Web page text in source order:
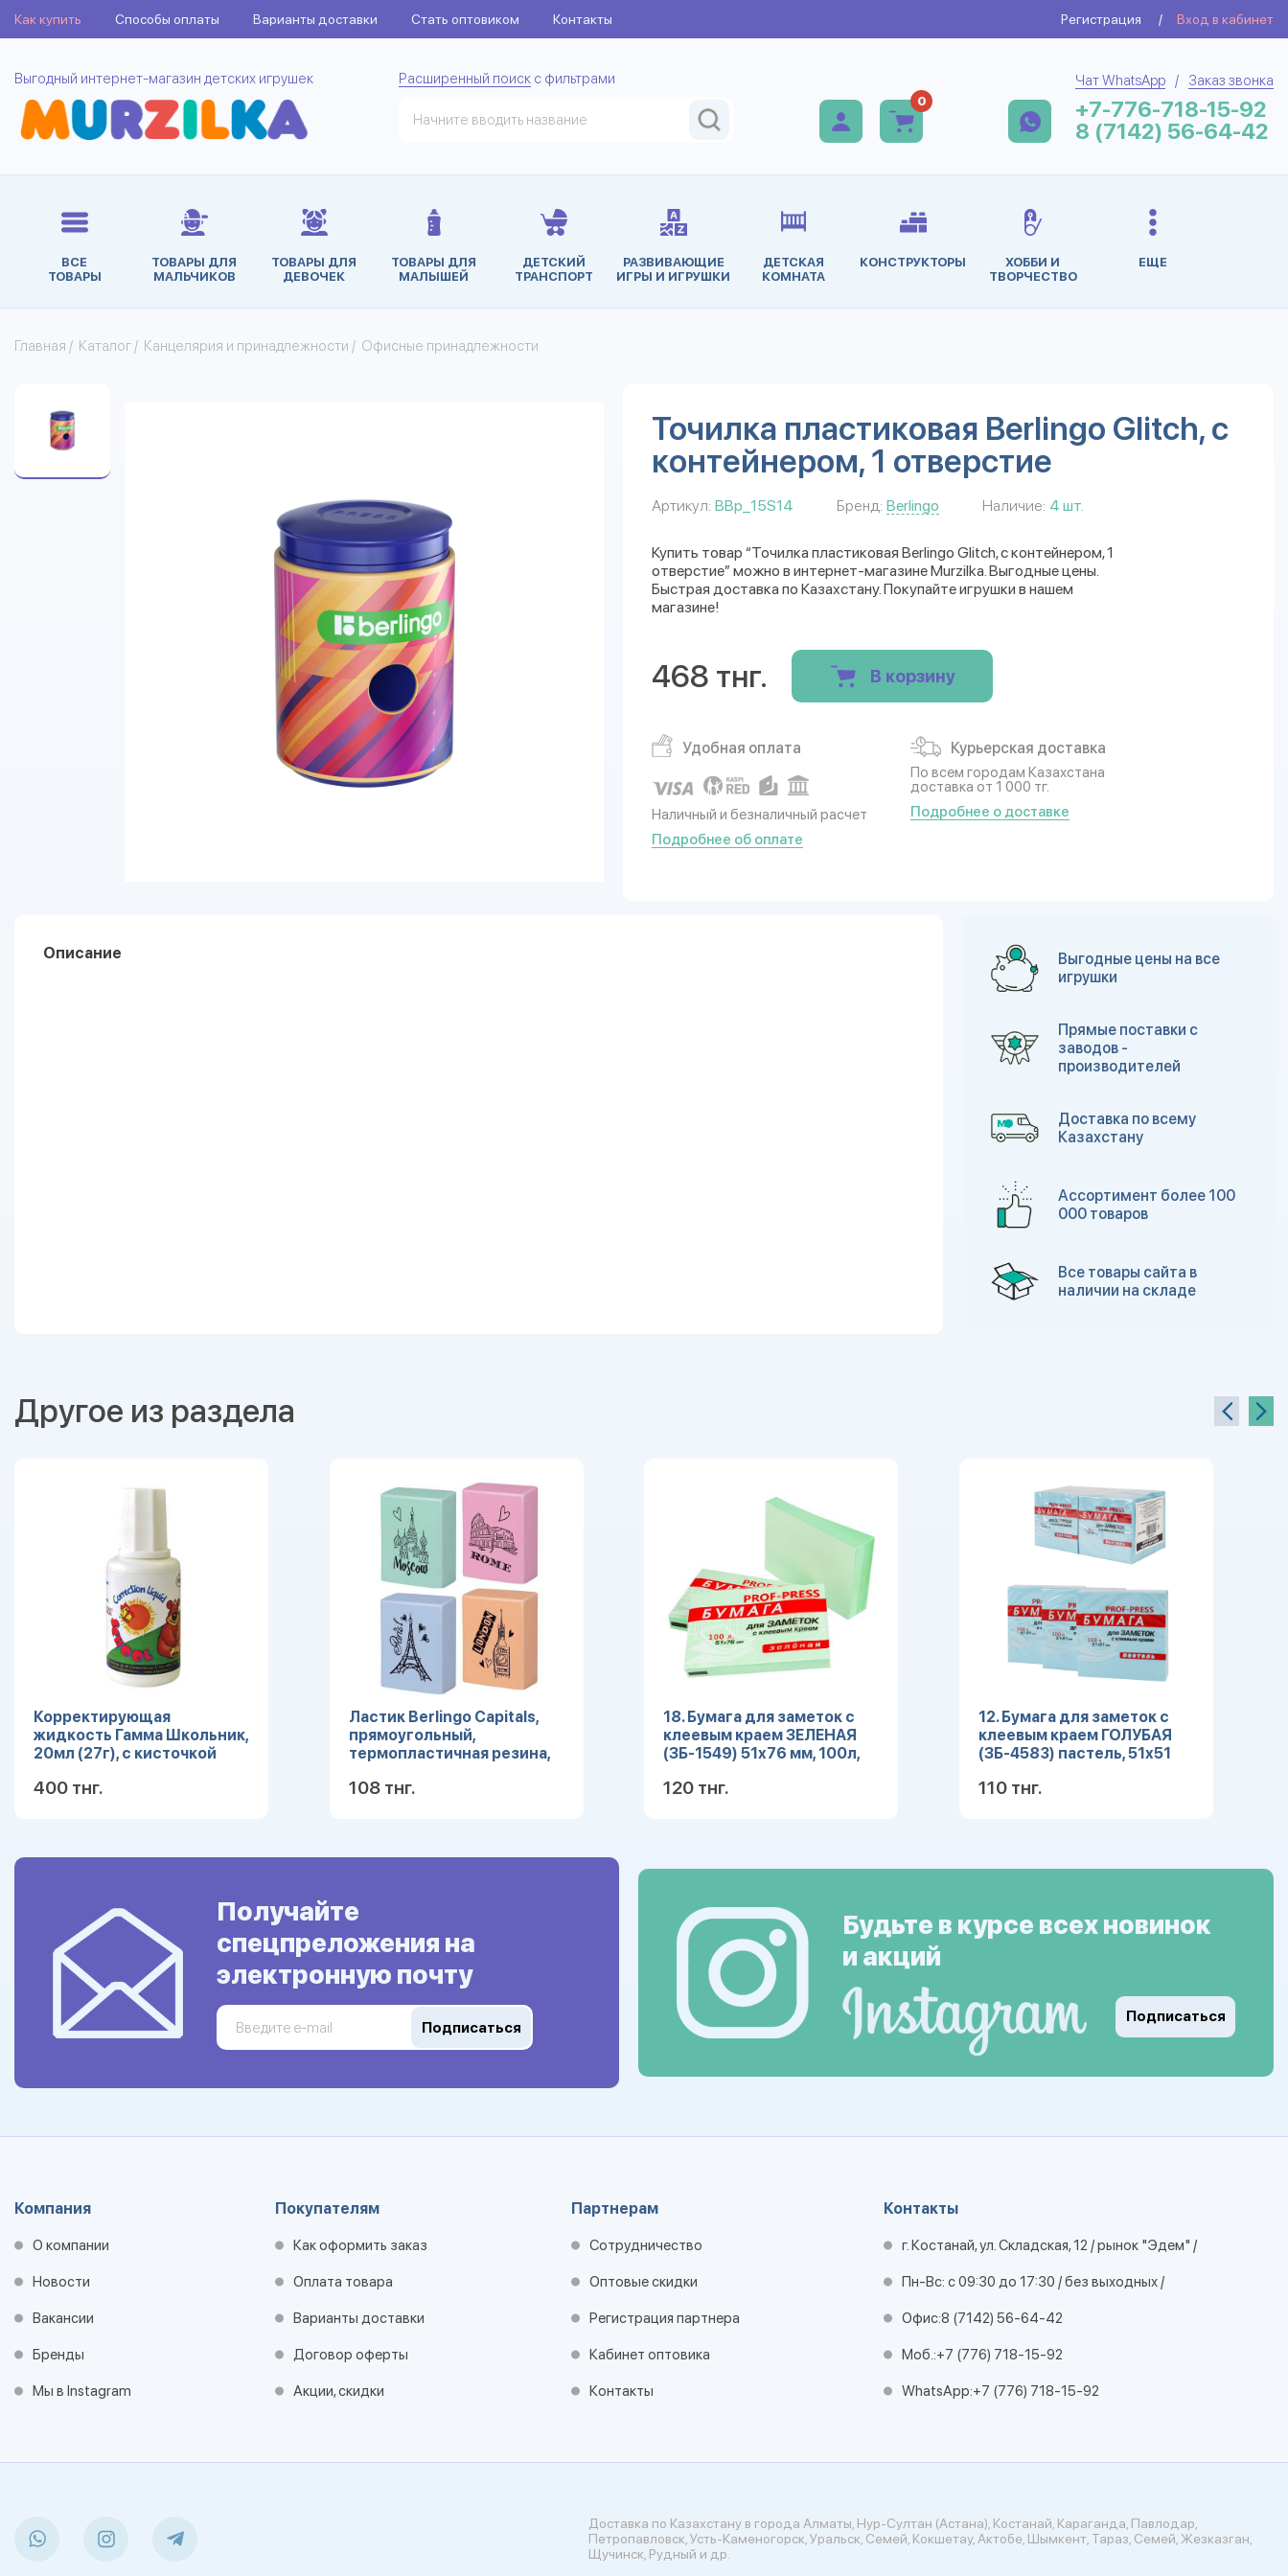
Как купить Способы оплаты Варианты доставки Стать оптовиком Контакты Регистрация / Вход в кабинет
Выгодный интернет-магазин детских игрушек Расширенный поиск с фильтрами
0
Чат WhatsApp / Заказ звонка
+7-776-718-15-92
8 (7142) 56-64-42
ВСЕ
ТОВАРЫ
ТОВАРЫ ДЛЯ
МАЛЬЧИКОВ
ТОВАРЫ ДЛЯ
ДЕВОЧЕК
ТОВАРЫ ДЛЯ
МАЛЫШЕЙ
ДЕТСКИЙ
ТРАНСПОРТ
РАЗВИВАЮЩИЕ
ИГРЫ И ИГРУШКИ
ДЕТСКАЯ
КОМНАТА
КОНСТРУКТОРЫ
ХОББИ И
ТВОРЧЕСТВО
ЕЩЕ
Главная / Каталог / Канцелярия и принадлежности / Офисные принадлежности
Точилка пластиковая Berlingo Glitch, с
контейнером, 1 отверстие
Артикул: BBp_15S14 Бренд: Berlingo Наличие: 4 шт.
Купить товар “Точилка пластиковая Berlingo Glitch, с контейнером, 1
отверстие” можно в интернет-магазине Murzilka. Выгодные цены.
Быстрая доставка по Казахстану. Покупайте игрушки в нашем
магазине!
468 тнг. В корзину
Удобная оплата
Наличный и безналичный расчет
Подробнее об оплате
Курьерская доставка
По всем городам Казахстана
доставка от 1 000 тг.
Подробнее о доставке
Описание
Выгодные цены на все
игрушки
Прямые поставки с
заводов -
производителей
Доставка по всему
Казахстану
Ассортимент более 100
000 товаров
Все товары сайта в
наличии на складе
Другое из раздела
Корректирующая
жидкость Гамма Школьник,
20мл (27г), с кисточкой
400 тнг.
Ластик Berlingo Capitals,
прямоугольный,
термопластичная резина,
108 тнг.
18. Бумага для заметок с
клеевым краем ЗЕЛЕНАЯ
(ЗБ-1549) 51х76 мм, 100л,
120 тнг.
12. Бумага для заметок с
клеевым краем ГОЛУБАЯ
(ЗБ-4583) пастель, 51х51
110 тнг.
Получайте
спецпреложения на
электронную почту
Подписаться
Будьте в курсе всех новинок
и акций
Подписаться
Компания
О компании
Новости
Вакансии
Бренды
Мы в Instagram
Покупателям
Как оформить заказ
Оплата товара
Варианты доставки
Договор оферты
Акции, скидки
Партнерам
Сотрудничество
Оптовые скидки
Регистрация партнера
Кабинет оптовика
Контакты
Контакты
г. Костанай, ул. Складская, 12 / рынок "Эдем" /
Пн-Вс: с 09:30 до 17:30 / без выходных /
Офис:8 (7142) 56-64-42
Моб.:+7 (776) 718-15-92
WhatsApp:+7 (776) 718-15-92
Доставка по Казахстану в города Алматы, Нур-Султан (Астана), Костанай, Караганда, Павлодар,
Петропавловск, Усть-Каменогорск, Уральск, Семей, Кокшетау, Актобе, Шымкент, Тараз, Семей, Жезказган,
Щучинск, Рудный и др.